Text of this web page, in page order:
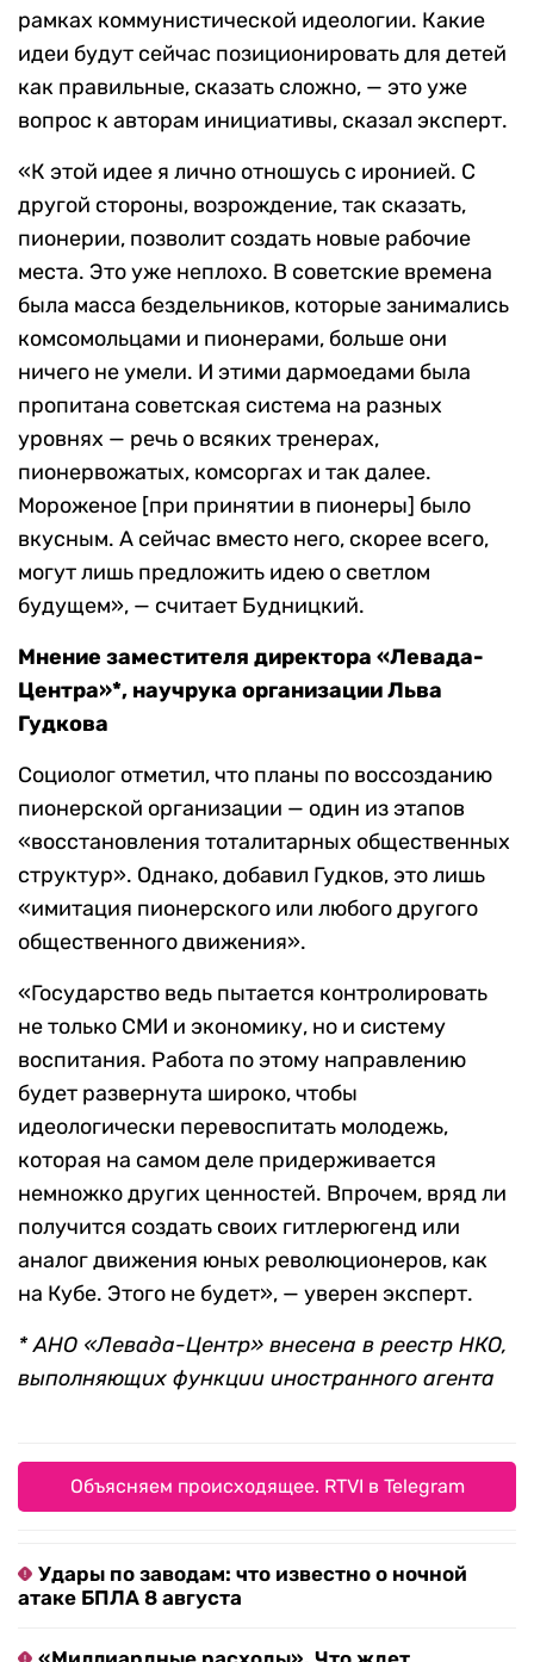
рамках коммунистической идеологии. Какие
идеи будут сейчас позиционировать для детей
как правильные, сказать сложно, — это уже
вопрос к авторам инициативы, сказал эксперт.
«К этой идее я лично отношусь с иронией. С
другой стороны, возрождение, так сказать,
пионерии, позволит создать новые рабочие
места. Это уже неплохо. В советские времена
была масса бездельников, которые занимались
комсомольцами и пионерами, больше они
ничего не умели. И этими дармоедами была
пропитана советская система на разных
уровнях — речь о всяких тренерах,
пионервожатых, комсоргах и так далее.
Мороженое [при принятии в пионеры] было
вкусным. А сейчас вместо него, скорее всего,
могут лишь предложить идею о светлом
будущем», — считает Будницкий.
Мнение заместителя директора «Левада-
Центра»*, научрука организации Льва
Гудкова
Социолог отметил, что планы по воссозданию
пионерской организации — один из этапов
«восстановления тоталитарных общественных
структур». Однако, добавил Гудков, это лишь
«имитация пионерского или любого другого
общественного движения».
«Государство ведь пытается контролировать
не только СМИ и экономику, но и систему
воспитания. Работа по этому направлению
будет развернута широко, чтобы
идеологически перевоспитать молодежь,
которая на самом деле придерживается
немножко других ценностей. Впрочем, вряд ли
получится создать своих гитлерюгенд или
аналог движения юных революционеров, как
на Кубе. Этого не будет», — уверен эксперт.
* АНО «Левада-Центр» внесена в реестр НКО,
выполняющих функции иностранного агента
Объясняем происходящее. RTVI в Telegram
Удары по заводам: что известно о ночной
атаке БПЛА 8 августа